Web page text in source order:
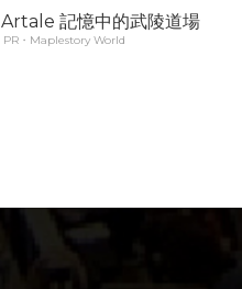
Artale 記憶中的武陵道場
PR・Maplestory World